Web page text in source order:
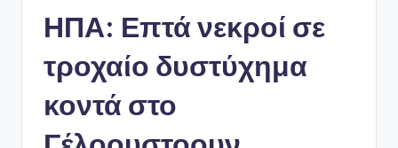
o
ΗΠΑ: Επτά νεκροί σε
τροχαίο δυστύχημα
κοντά στο